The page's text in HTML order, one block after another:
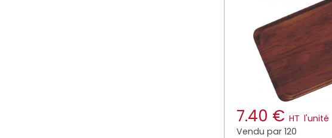
7.40 € HT l'unité
Vendu par 120